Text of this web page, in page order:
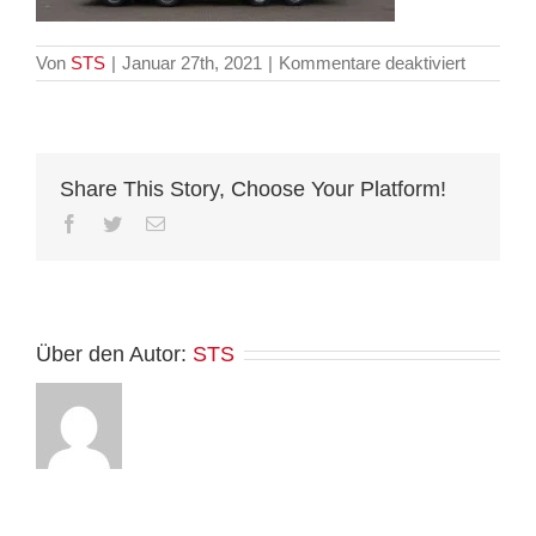
Von STS | Januar 27th, 2021 | Kommentare deaktiviertfür
STS
Share This Story, Choose Your Platform!
Facebook
TwitterE-
Über den Autor: STS